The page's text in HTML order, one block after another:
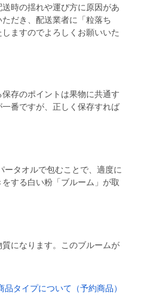
時の揺れや運び方に原因があ
だき、配送業者に「粒落ち
ますのでよろしくお願いいた
存のポイントは果物に共通す
番ですが、正しく保存すれば
タオルで包むことで、適度に
する白い粉「ブルーム」が取
になります。このブルームが
品タイプについて（予約商品）